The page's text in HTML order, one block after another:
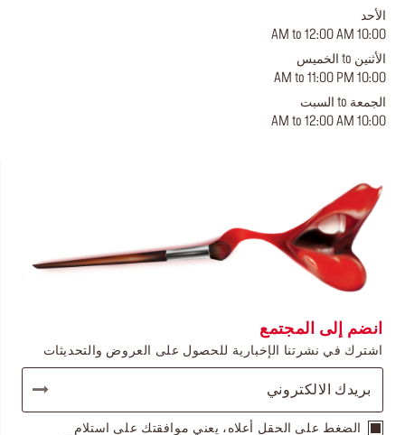
الأحد
10:00 AM to 12:00 AM
الأثنين to الخميس
10:00 AM to 11:00 PM
الجمعة to السبت
10:00 AM to 12:00 AM
انضم إلى المجتمع
اشترك في نشرتنا الإخبارية للحصول على العروض والتحديثات
الضغط على الحقل أعلاه، يعني موافقتك على استلام